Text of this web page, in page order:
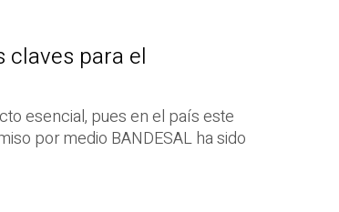
claves para el
esencial, pues en el país este
por medio BANDESAL ha sido